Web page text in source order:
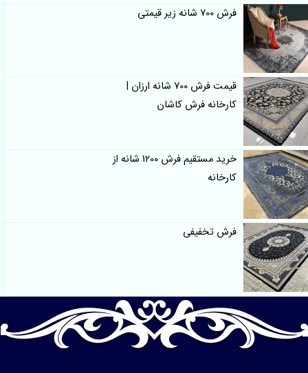
فرش 700 شانه زیر قیمتی
قیمت فرش 700 شانه ارزان |
کارخانه فرش کاشان
خرید مستقیم فرش 1200 شانه از
کارخانه
فرش تخفیفی